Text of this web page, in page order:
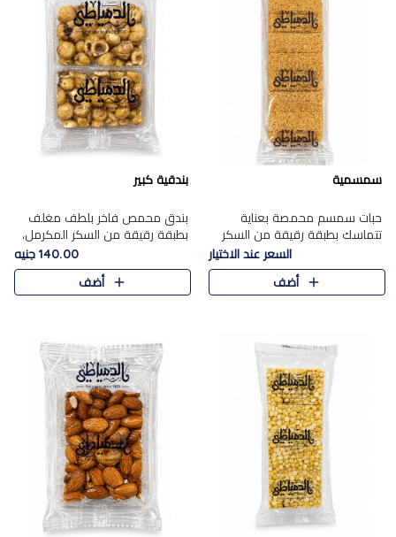
سمسمية
حبات سمسم محمصة بعناية
تتماسك بطبقة رقيقة من السكر
المكرمل، لتقدم طعم السمسم
المميز وقرمشتة التي ارتبطت ببهجة
المولد عبر الأجيال.
السعر عند الاختيار
أضف
بندقية كبير
بندق محمص فاخر بلطف مغلف
بطبقة رقيقة من السكر المكرمل،
يجمع بين النكهة الغنية ناتي
والقرمشة الراقية المرضية في
حلوى شرقية أنيقه بطابع مميز.
140.00 جنيه
أضف